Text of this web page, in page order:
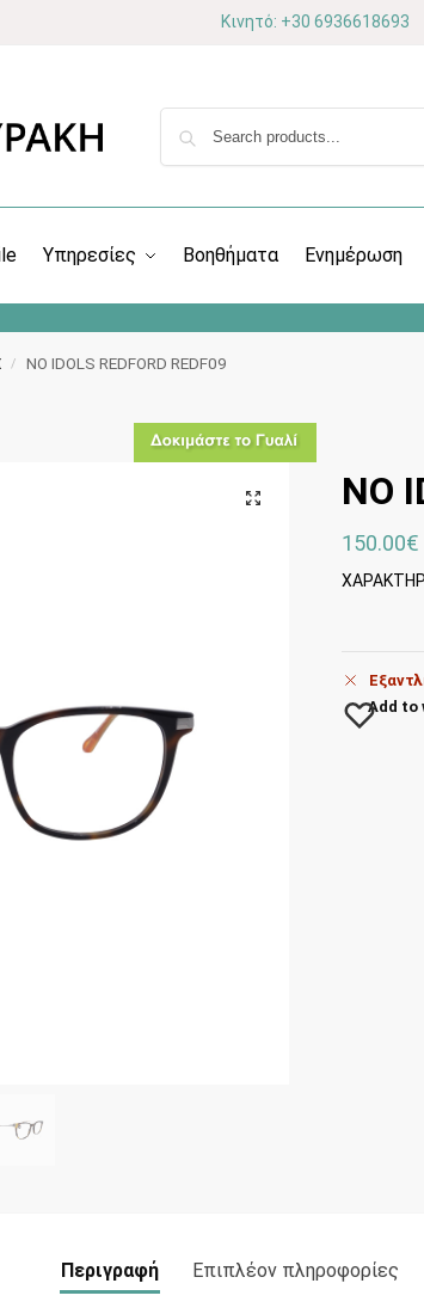
Κινητό: +30 6936618693
Υπηρεσίες Βοηθήματα Ενημέρωση
/ NO IDOLS REDFORD REDF09
NO
150.00€
Add to
Περιγραφή Επιπλέον πληροφορίες